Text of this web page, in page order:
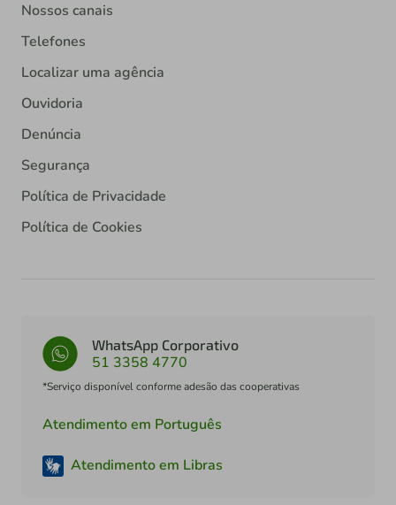
Nossos canais
Telefones
Localizar uma agência
Ouvidoria
Denúncia
Segurança
Política de Privacidade
Política de Cookies
WhatsApp Corporativo
51 3358 4770
*Serviço disponível conforme adesão das cooperativas
Atendimento em Português
Atendimento em Libras